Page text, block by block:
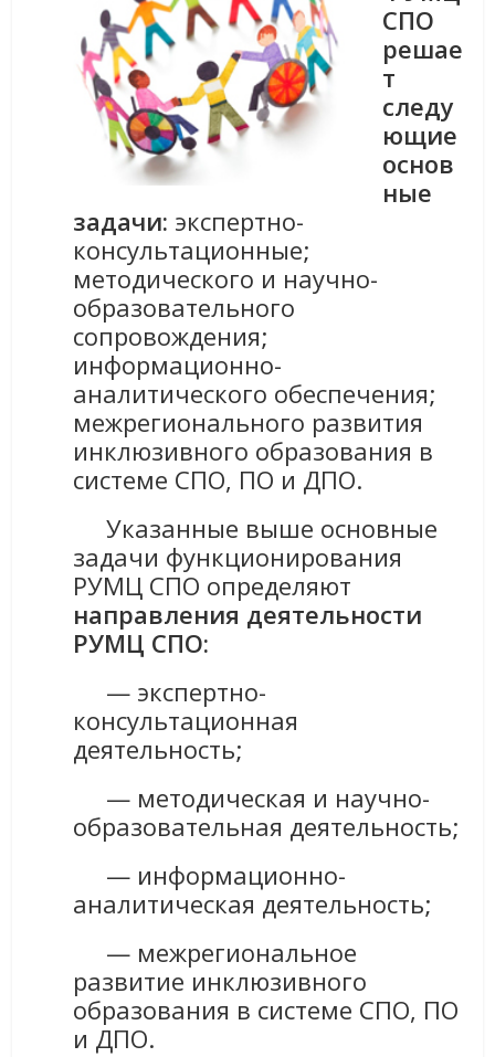
СПО
решае
т
следу
ющие
основ
ные
задачи: экспертно-
консультационные;
методического и научно-
образовательного
сопровождения;
информационно-
аналитического обеспечения;
межрегионального развития
инклюзивного образования в
системе СПО, ПО и ДПО.
Указанные выше основные
задачи функционирования
РУМЦ СПО определяют
направления деятельности
РУМЦ СПО:
— экспертно-
консультационная
деятельность;
— методическая и научно-
образовательная деятельность;
— информационно-
аналитическая деятельность;
— межрегиональное
развитие инклюзивного
образования в системе СПО, ПО
и ДПО.